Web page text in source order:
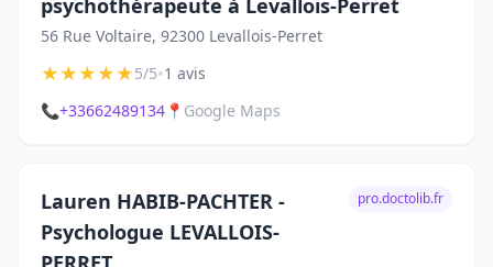
psychothérapeute à Levallois-Perret
56 Rue Voltaire, 92300 Levallois-Perret
★★★★★5/5•1 avis
📞+33662489134 📍 Google Maps
Lauren HABIB-PACHTER -
Psychologue LEVALLOIS-
pro.doctolib.fr